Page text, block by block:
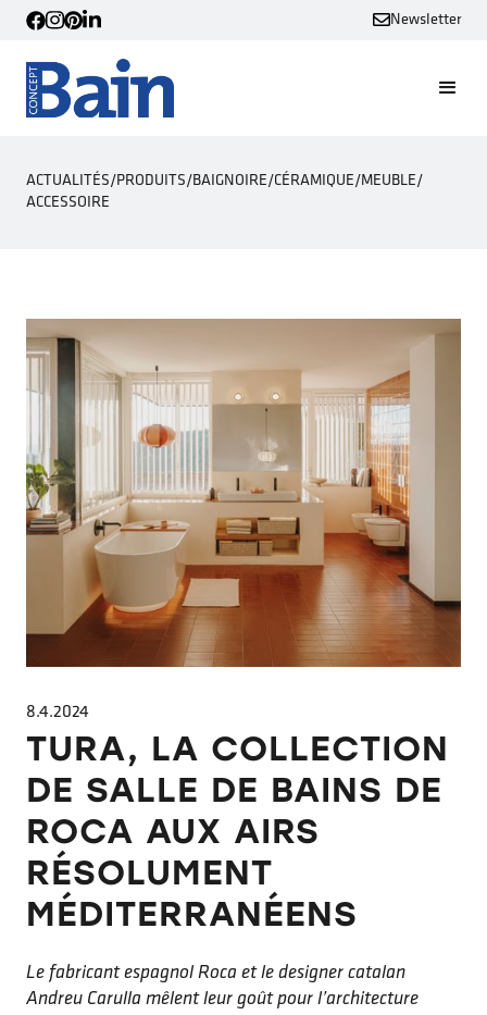
Newsletter
ACTUALITÉS/PRODUITS/BAIGNOIRE/CÉRAMIQUE/MEUBLE/
ACCESSOIRE
8.4.2024
TURA, LA COLLECTION
DE SALLE DE BAINS DE
ROCA AUX AIRS
RÉSOLUMENT
MÉDITERRANÉENS
Le fabricant espagnol Roca et le designer catalan
Andreu Carulla mêlent leur goût pour l’architecture